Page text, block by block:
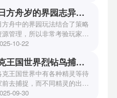
破谜范式第四关通关方法，助
们能够顺利通关！有兴趣的玩
快来一起看看吧！
明日方舟岁的界园志异攻略
方舟中的界园玩法结合了策略
源管理，所以非常考验玩家的
规划能力。游戏里拥有先
样的角色体系足以满足不同
需求。电表倒转是界园中的核
之一，玩家需合理利用通宝
钱币进行资源转换。明日方
10-22
洛克王国世界烈钻鸟捕捉地点
克王国世界中有各种精灵等待
前去捕捉，而不同精灵的出现
捕捉方式也各不相同。有少
09-30